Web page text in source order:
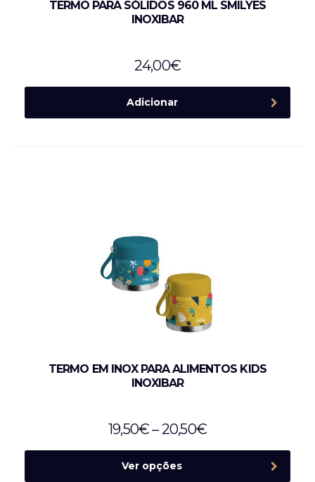
TERMO PARA SÓLIDOS 960 ML SMILYES
INOXIBAR
24,00€
Adicionar
TERMO EM INOX PARA ALIMENTOS KIDS
INOXIBAR
19,50€– 20,50€
Ver opções